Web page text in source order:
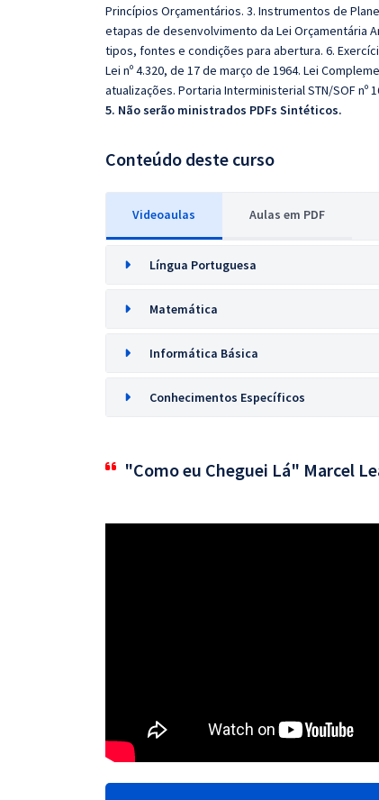
Princípios Orçamentários. 3. Instrumentos de
etapas de desenvolvimento da Lei Orçamentária
tipos, fontes e condições para abertura. 6.
Lei nº 4.320, de 17 de março de 1964. Lei
atualizações. Portaria Interministerial STN/SOF nº
5. Não serão ministrados PDFs Sintéticos.
Conteúdo deste curso
Videoaulas Aulas em PDF
Língua Portuguesa
Matemática
Informática Básica
Conhecimentos Específicos
"Como eu Cheguei Lá" Marcel